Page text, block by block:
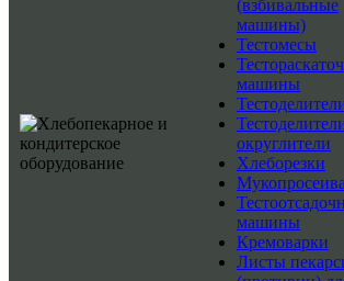
(взбивальные
машины)
Тестомесы
машины
округлители
Хлеборезки
машины
Кремоварки
Листы